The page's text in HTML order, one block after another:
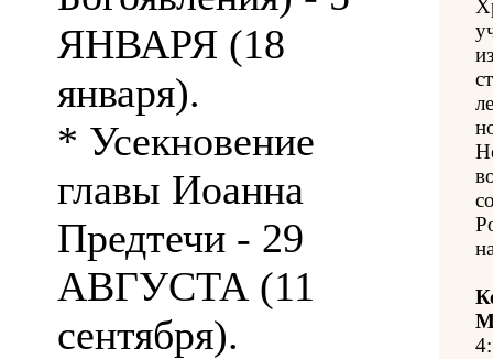
ЯНВАРЯ (18
января).
* Усекновение
главы Иоанна
Предтечи - 29
АВГУСТА (11
сентября).
4: